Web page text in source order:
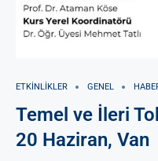
ETKINLIKLER GENEL
Temel ve İleri
20 Haziran, Van